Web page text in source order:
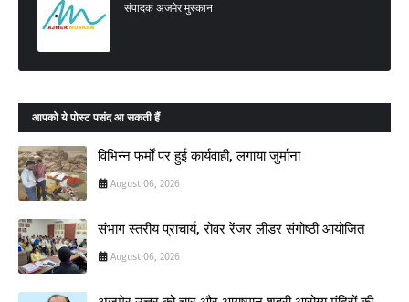
संपादक अजमेर मुस्कान
आपको ये पोस्ट पसंद आ सकती हैं
विभिन्न फर्मों पर हुई कार्यवाही, लगाया जुर्माना
August 06, 2026
संभाग स्तरीय प्राचार्य, रोवर रेंजर लीडर संगोष्ठी आयोजित
August 06, 2026